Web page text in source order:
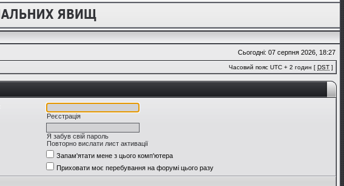
Сьогодні: 07 серпня 2026, 18:27
Часовий пояс UTC + 2 годин [ DST ]
Реєстрація
Я забув свій пароль
Повторно вислати лист активації
Запам'ятати мене з цього комп'ютера
Приховати моє перебування на форумі цього разу